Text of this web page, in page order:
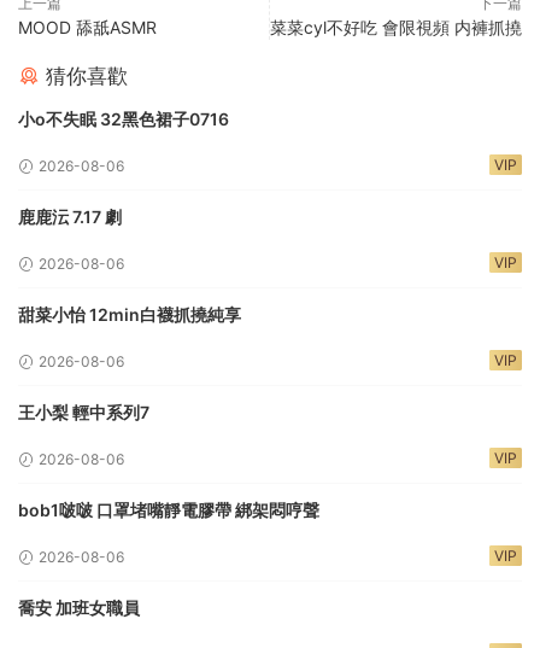
MOOD 舔舐ASMR 菜菜cyl不好吃 會限視頻 内褲抓撓
猜你喜歡
小o不失眠 32黑色裙子0716
2026-08-06 VIP
鹿鹿沄 7.17 劇
2026-08-06 VIP
甜菜小怡 12min白襪抓撓純享
2026-08-06 VIP
王小梨 輕中系列7
2026-08-06 VIP
bob1啵啵 口罩堵嘴靜電膠帶 綁架悶哼聲
2026-08-06 VIP
喬安 加班女職員